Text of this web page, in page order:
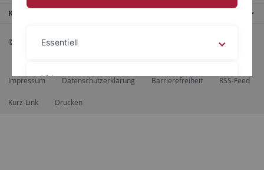
Kontaktinfo
© 2026 Eberhard Karls Universität Tübingen, Tübingen
Impressum Datenschutzerklärung Barrierefreiheit RSS-Feed
Kurz-Link Drucken
Essentiell
Videos